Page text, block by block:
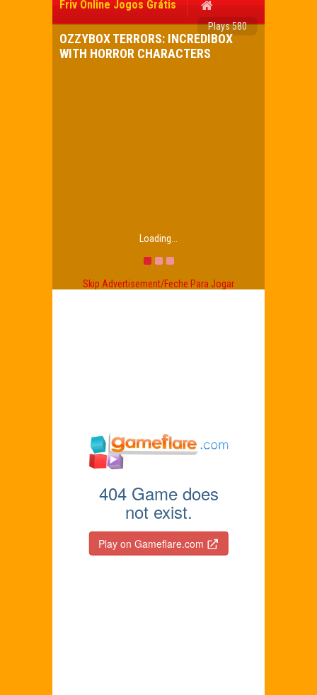
Friv Online Jogos Grátis
Plays 580
OZZYBOX TERRORS: INCREDIBOX
WITH HORROR CHARACTERS
Loading...
Skip Advertisement/Feche Para Jogar